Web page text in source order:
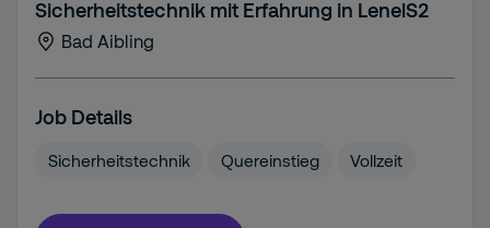
Sicherheitstechnik mit Erfahrung in LenelS2
Bad Aibling
Job Details
Sicherheitstechnik Quereinstieg Vollzeit